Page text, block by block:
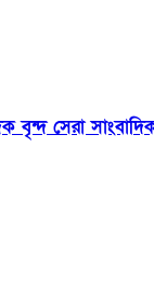
বৃন্দসেরা